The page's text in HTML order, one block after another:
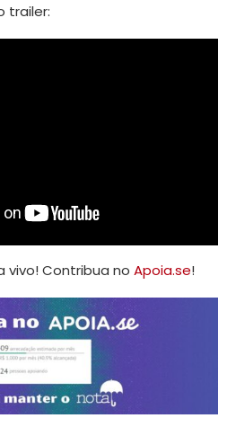
trailer:
vivo! Contribua no Apoia.se!